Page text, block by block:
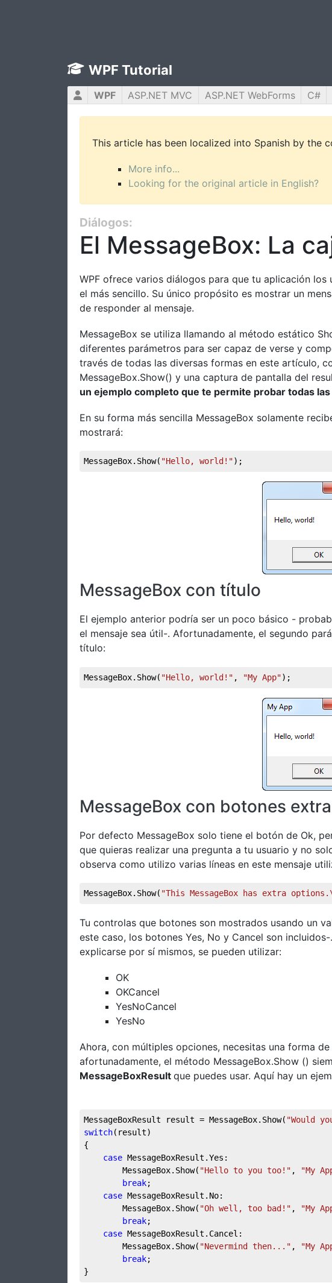
WPF Tutorial
WPF ASP.NET MVC ASP.NET WebForms C#
This article has been localized into Spanish by the
More info...
Looking for the original article in English?
Diálogos:
El MessageBox: La
WPF ofrece varios diálogos para que tu aplicación
el más sencillo. Su único propósito es mostrar un
de responder al mensaje.
MessageBox se utiliza llamando al método estático
diferentes parámetros para ser capaz de verse y
través de todas las diversas formas en este artículo,
MessageBox.Show() y una captura de pantalla del
un ejemplo completo que te permite probar todas
En su forma más sencilla MessageBox solamente
mostrará:
MessageBox.Show( "Hello, world!");
MessageBox con título
El ejemplo anterior podría ser un poco básico -
el mensaje sea útil-. Afortunadamente, el segundo
título:
MessageBox.Show( "Hello, world!" , "My App");
MessageBox con botones extra
Por defecto MessageBox solo tiene el botón de Ok,
que quieras realizar una pregunta a tu usuario y no
observa como utilizo varias líneas en este mensaje
MessageBox.Show( "This MessageBox has extra
Tu controlas que botones son mostrados usando un
este caso, los botones Yes, No y Cancel son
explicarse por sí mismos, se pueden utilizar:
OK
OKCancel
YesNoCancel
YesNo
Ahora, con múltiples opciones, necesitas una forma
afortunadamente, el método MessageBox.Show ()
MessageBoxResult que puedes usar. Aquí hay un
MessageBoxResult result = MessageBox.Show( "Would
switch(result)
{
case MessageBoxResult.Yes:
		MessageBox.Show(
"Hello to you too!" , "My
break;
case MessageBoxResult.No:
		MessageBox.Show(
"Oh well, too bad!" , "My
break;
case MessageBoxResult.Cancel:
		MessageBox.Show(
"Nevermind then..." , "My
break;
}